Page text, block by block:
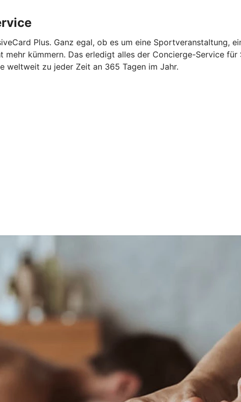
Plus. Ganz egal, ob es um eine Sportveranstaltung,
kümmern. Das erledigt alles der Concierge-Service
weltweit zu jeder Zeit an 365 Tagen im Jahr.